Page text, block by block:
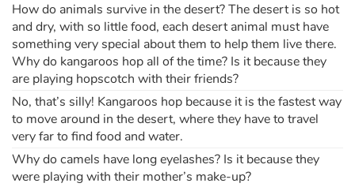
How do animals survive in the desert? The desert is so hot
and dry, with so little food, each desert animal must have
something very special about them to help them live there.
Why do kangaroos hop all of the time? Is it because they
are playing hopscotch with their friends?
No, that’s silly! Kangaroos hop because it is the fastest way
to move around in the desert, where they have to travel
very far to find food and water.
Why do camels have long eyelashes? Is it because they
were playing with their mother’s make-up?